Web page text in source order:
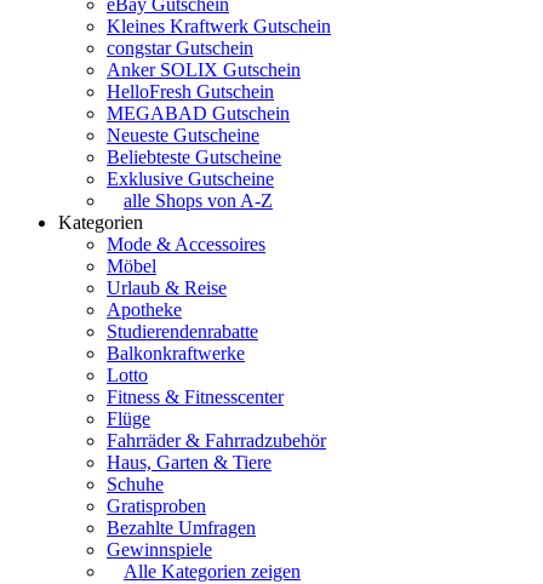
eBay Gutschein
Kleines Kraftwerk Gutschein
congstar Gutschein
Anker SOLIX Gutschein
HelloFresh Gutschein
MEGABAD Gutschein
Neueste Gutscheine
Beliebteste Gutscheine
Exklusive Gutscheine
alle Shops von A-Z
Kategorien
Mode & Accessoires
Möbel
Urlaub & Reise
Apotheke
Studierendenrabatte
Balkonkraftwerke
Lotto
Fitness & Fitnesscenter
Flüge
Fahrräder & Fahrradzubehör
Haus, Garten & Tiere
Schuhe
Gratisproben
Bezahlte Umfragen
Gewinnspiele
Alle Kategorien zeigen